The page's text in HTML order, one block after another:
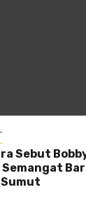
Sebut
Semangat